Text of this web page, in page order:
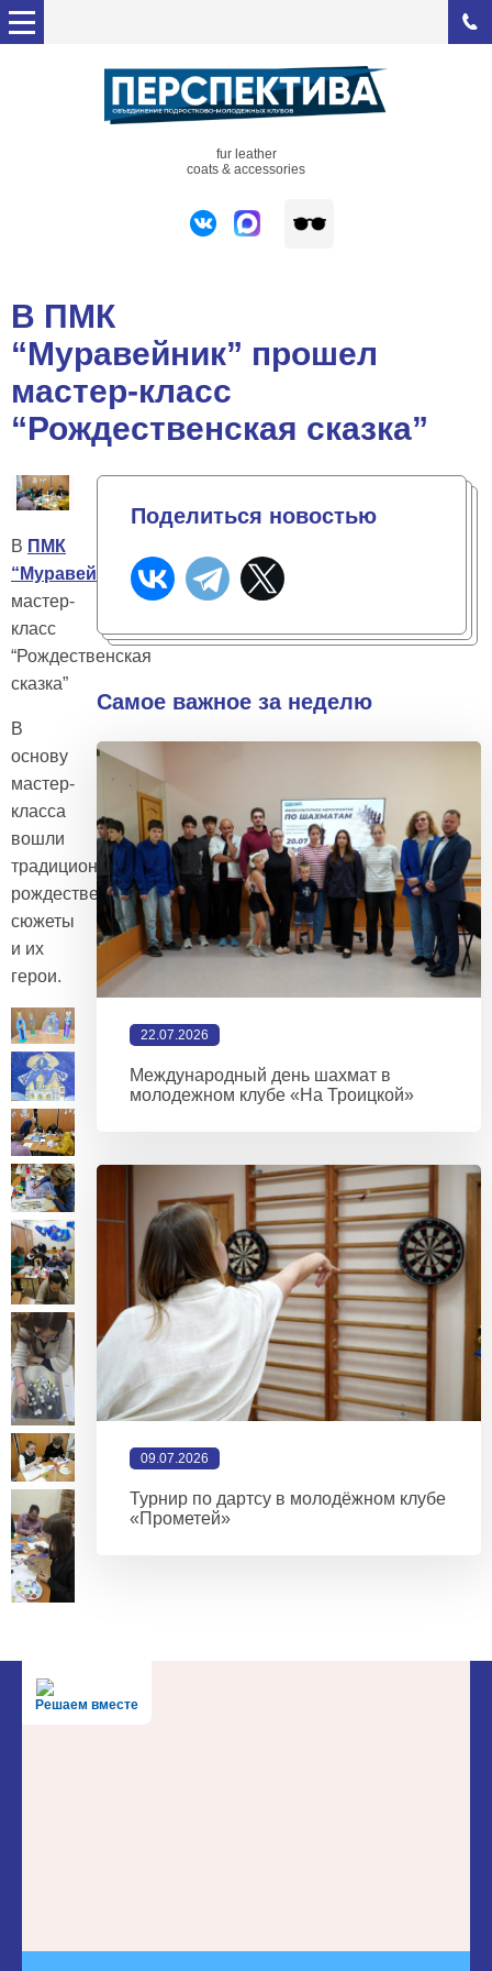
fur leather
coats & accessories
В ПМК
“Муравейник” прошел
мастер-класс
“Рождественская сказка”
В ПМК
“Муравейник”прошел
мастер-
класс
“Рождественская
сказка”
В
основу
мастер-
класса
вошли
традиционные
рождественские
сюжеты
и их
герои.
Поделиться новостью
Самое важное за неделю
22.07.2026
Международный день шахмат в
молодежном клубе «На Троицкой»
09.07.2026
Турнир по дартсу в молодёжном клубе
«Прометей»
Решаем вместе